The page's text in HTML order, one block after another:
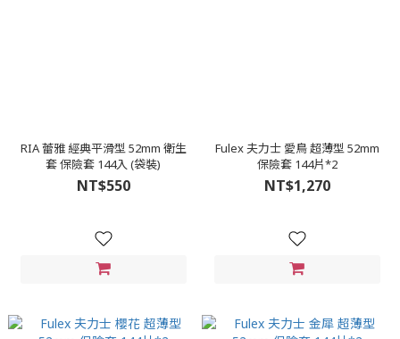
RIA 蕾雅 經典平滑型 52mm 衛生
套 保險套 144入 (袋裝)
NT$550
Fulex 夫力士 愛鳥 超薄型 52mm
保險套 144片*2
NT$1,270